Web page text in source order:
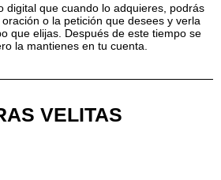
digital que cuando lo adquieres, podrás
o la petición que desees y verla
que elijas. Después de este tiempo se
la mantienes en tu cuenta.
VELITAS